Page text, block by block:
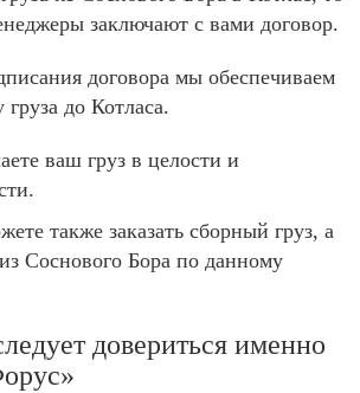
заключают с вами договор.
договора мы обеспечиваем
груза до Котласа.
ваш груз в целости и
также заказать сборный груз, а
Соснового Бора по данному
довериться именно